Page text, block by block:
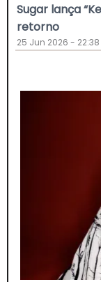
Sugar lança
retorno
25 Jun 2026 - 22:38